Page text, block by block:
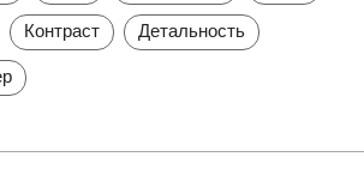
Контраст Детальность